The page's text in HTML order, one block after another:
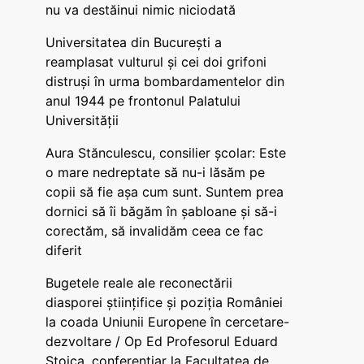
nu va destăinui nimic niciodată
Universitatea din București a
reamplasat vulturul și cei doi grifoni
distruși în urma bombardamentelor din
anul 1944 pe frontonul Palatului
Universității
Aura Stănculescu, consilier școlar: Este
o mare nedreptate să nu-i lăsăm pe
copii să fie așa cum sunt. Suntem prea
dornici să îi băgăm în șabloane și să-i
corectăm, să invalidăm ceea ce fac
diferit
Bugetele reale ale reconectării
diasporei științifice și poziția României
la coada Uniunii Europene în cercetare-
dezvoltare / Op Ed Profesorul Eduard
Stoica, conferențiar la Facultatea de